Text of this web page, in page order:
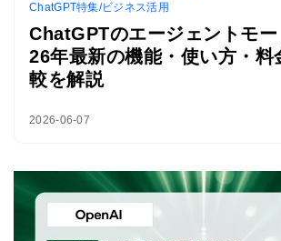
ChatGPT特集/ビジネス活用
ChatGPTのエージェントモ
26年最新の機能・使い方・料
較を解説
2026-06-07